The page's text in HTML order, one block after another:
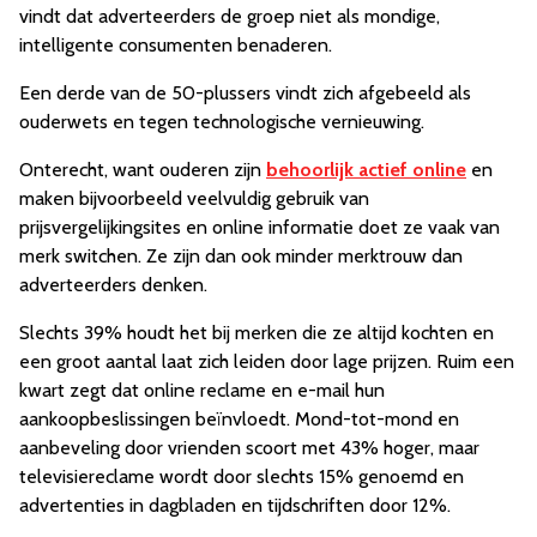
vindt dat adverteerders de groep niet als mondige,
intelligente consumenten benaderen.
Een derde van de 50-plussers vindt zich afgebeeld als
ouderwets en tegen technologische vernieuwing.
Onterecht, want ouderen zijn behoorlijk actief online en
maken bijvoorbeeld veelvuldig gebruik van
prijsvergelijkingsites en online informatie doet ze vaak van
merk switchen. Ze zijn dan ook minder merktrouw dan
adverteerders denken.
Slechts 39% houdt het bij merken die ze altijd kochten en
een groot aantal laat zich leiden door lage prijzen. Ruim een
kwart zegt dat online reclame en e-mail hun
aankoopbeslissingen beïnvloedt. Mond-tot-mond en
aanbeveling door vrienden scoort met 43% hoger, maar
televisiereclame wordt door slechts 15% genoemd en
advertenties in dagbladen en tijdschriften door 12%.